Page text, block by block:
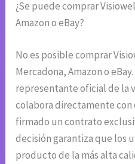
¿Se puede comprar
Amazon o eBay?
No es posible comprar
Mercadona, Amazon o
representante oficial de la
colabora directamente
firmado un contrato
decisión garantiza que los
producto de la más alta